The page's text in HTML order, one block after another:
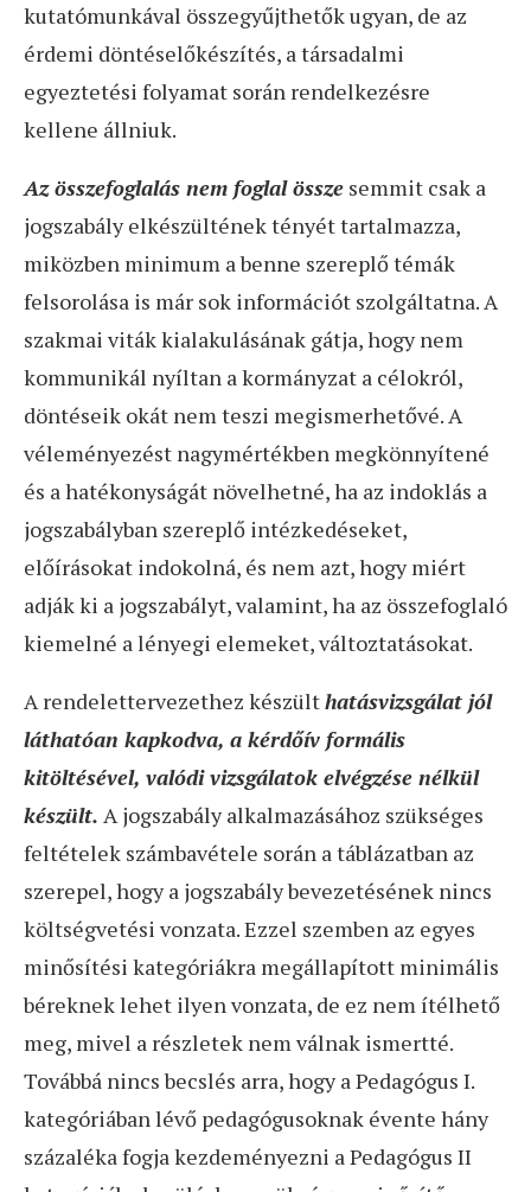
kutatómunkával összegyűjthetők ugyan, de az
érdemi döntéselőkészítés, a társadalmi
egyeztetési folyamat során rendelkezésre
kellene állniuk.
Az összefoglalás nem foglal össze semmit csak a
jogszabály elkészültének tényét tartalmazza,
miközben minimum a benne szereplő témák
felsorolása is már sok információt szolgáltatna. A
szakmai viták kialakulásának gátja, hogy nem
kommunikál nyíltan a kormányzat a célokról,
döntéseik okát nem teszi megismerhetővé. A
véleményezést nagymértékben megkönnyítené
és a hatékonyságát növelhetné, ha az indoklás a
jogszabályban szereplő intézkedéseket,
előírásokat indokolná, és nem azt, hogy miért
adják ki a jogszabályt, valamint, ha az összefoglaló
kiemelné a lényegi elemeket, változtatásokat.
A rendelettervezethez készülthatásvizsgálat jól
láthatóan kapkodva, a kérdőív formális
kitöltésével, valódi vizsgálatok elvégzése nélkül
készült. A jogszabály alkalmazásához szükséges
feltételek számbavétele során a táblázatban az
szerepel, hogy a jogszabály bevezetésének nincs
költségvetési vonzata. Ezzel szemben az egyes
minősítési kategóriákra megállapított minimális
béreknek lehet ilyen vonzata, de ez nem ítélhető
meg, mivel a részletek nem válnak ismertté.
Továbbá nincs becslés arra, hogy a Pedagógus I.
kategóriában lévő pedagógusoknak évente hány
százaléka fogja kezdeményezni a Pedagógus II